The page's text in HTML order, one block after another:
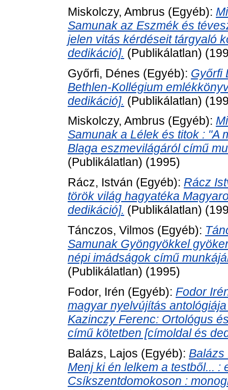
Miskolczy, Ambrus (Egyéb):
Samunak az Eszmék és
jelen vitás kérdéseit tárgyaló
dedikáció]. (Publikálatlan)
Győrfi, Dénes (Egyéb): Győrfi
Bethlen-Kollégium
dedikáció]. (Publikálatlan)
Miskolczy, Ambrus (Egyéb):
Samunak a Lélek és titok : "A
Blaga eszmevilágáról című
(Publikálatlan) (1995)
Rácz, István (Egyéb): Rácz
török világ hagyatéka
dedikáció]. (Publikálatlan)
Tánczos, Vilmos (Egyéb):
Samunak Gyöngyökkel
népi imádságok című
(Publikálatlan) (1995)
Fodor, Irén (Egyéb): Fodor
magyar nyelvújítás
Kazinczy Ferenc: Ortológus
című kötetben [címoldal és
Balázs, Lajos (Egyéb): Balázs
Menj ki én lelkem a testből... :
Csíkszentdomokoson :